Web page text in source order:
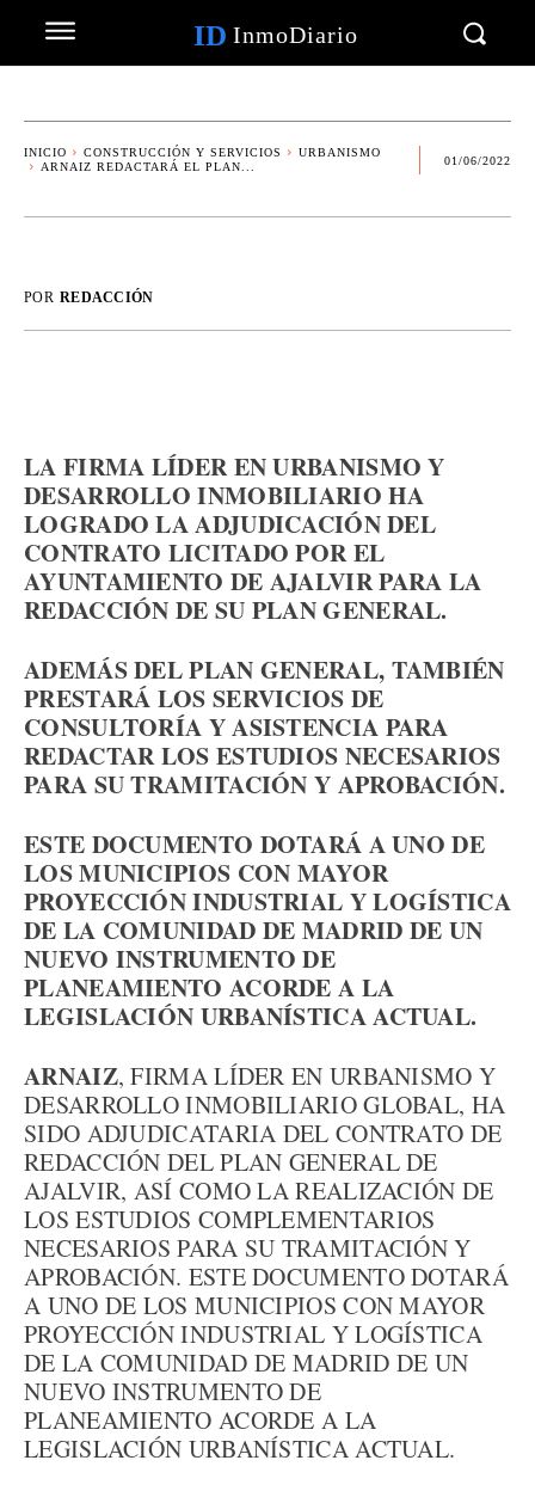
ID InmoDiario
INICIO CONSTRUCCIÓN Y SERVICIOS
URBANISMO
ARNAIZ REDACTARÁ EL PLAN...
01/06/2022
POR REDACCIÓN
LA FIRMA LÍDER EN URBANISMO Y
DESARROLLO INMOBILIARIO HA
LOGRADO LA ADJUDICACIÓN DEL
CONTRATO LICITADO POR EL
AYUNTAMIENTO DE AJALVIR PARA LA
REDACCIÓN DE SU PLAN GENERAL.
ADEMÁS DEL PLAN GENERAL, TAMBIÉN
PRESTARÁ LOS SERVICIOS DE
CONSULTORÍA Y ASISTENCIA PARA
REDACTAR LOS ESTUDIOS NECESARIOS
PARA SU TRAMITACIÓN Y APROBACIÓN.
ESTE DOCUMENTO DOTARÁ A UNO DE
LOS MUNICIPIOS CON MAYOR
PROYECCIÓN INDUSTRIAL Y LOGÍSTICA
DE LA COMUNIDAD DE MADRID DE UN
NUEVO INSTRUMENTO DE
PLANEAMIENTO ACORDE A LA
LEGISLACIÓN URBANÍSTICA ACTUAL.
ARNAIZ, FIRMA LÍDER EN URBANISMO Y
DESARROLLO INMOBILIARIO GLOBAL, HA
SIDO ADJUDICATARIA DEL CONTRATO DE
REDACCIÓN DEL PLAN GENERAL DE
AJALVIR, ASÍ COMO LA REALIZACIÓN DE
LOS ESTUDIOS COMPLEMENTARIOS
NECESARIOS PARA SU TRAMITACIÓN Y
APROBACIÓN. ESTE DOCUMENTO DOTARÁ
A UNO DE LOS MUNICIPIOS CON MAYOR
PROYECCIÓN INDUSTRIAL Y LOGÍSTICA
DE LA COMUNIDAD DE MADRID DE UN
NUEVO INSTRUMENTO DE
PLANEAMIENTO ACORDE A LA
LEGISLACIÓN URBANÍSTICA ACTUAL.